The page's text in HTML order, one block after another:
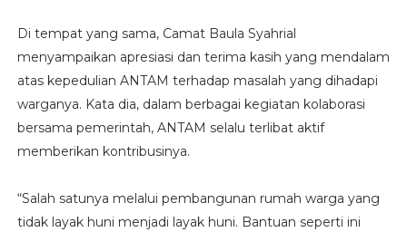
Di tempat yang sama, Camat Baula Syahrial
menyampaikan apresiasi dan terima kasih yang mendalam
atas kepedulian ANTAM terhadap masalah yang dihadapi
warganya. Kata dia, dalam berbagai kegiatan kolaborasi
bersama pemerintah, ANTAM selalu terlibat aktif
memberikan kontribusinya.
“Salah satunya melalui pembangunan rumah warga yang
tidak layak huni menjadi layak huni. Bantuan seperti ini